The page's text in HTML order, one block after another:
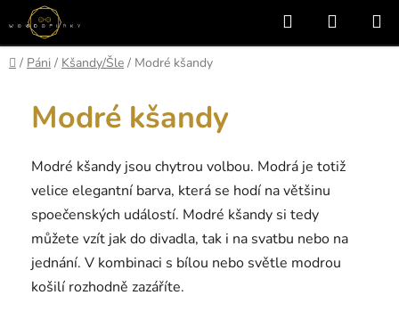
Přejít
na
obsah
Hledat
KOŠÍK
Domů
/ Páni / Kšandy/Šle / Modré kšandy
Modré kšandy
Modré kšandy jsou chytrou volbou. Modrá je totiž
velice elegantní barva, která se hodí na většinu
spoečenských událostí. Modré kšandy si tedy
můžete vzít jak do divadla, tak i na svatbu nebo na
jednání. V kombinaci s bílou nebo světle modrou
košilí rozhodně zazáříte.